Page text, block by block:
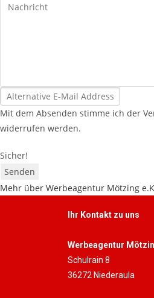
Mit dem Absenden stimme ich der
widerrufen werden.
Sicher!
Senden
Mehr über Werbeagentur Mötzing
Ihr Kontakt zu uns
Werbeagentur
Schulrain 8
36272 Niederaula